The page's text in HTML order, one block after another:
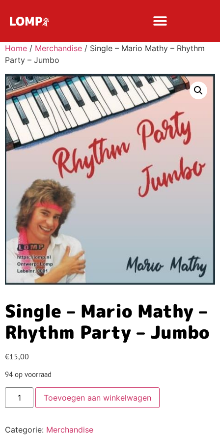
Home / Merchandise / Single – Mario Mathy – Rhythm
Party – Jumbo
Single – Mario Mathy –
Rhythm Party – Jumbo
€15,00
94 op voorraad
Toevoegen aan winkelwagen
Categorie: Merchandise